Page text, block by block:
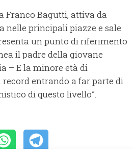
Franco Bagutti, attiva da
nelle principali piazze e sale
un punto di riferimento
il padre della giovane
– E la minore età di
record entrando a far parte di
di questo livello”.